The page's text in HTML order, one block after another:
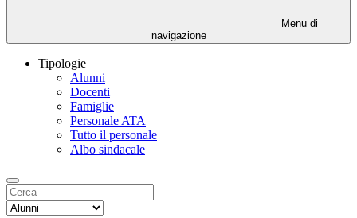
Menu di
navigazione
Tipologie
Alunni
Docenti
Famiglie
Personale ATA
Tutto il personale
Albo sindacale